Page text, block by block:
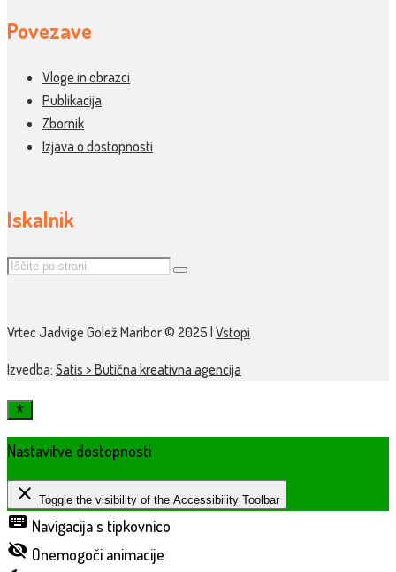
Povezave
Vloge in obrazci
Publikacija
Zbornik
Izjava o dostopnosti
Iskalnik
Vrtec Jadvige Golež Maribor © 2025 | Vstopi
Izvedba: Satis > Butična kreativna agencija
Nastavitve dostopnosti
close Toggle the visibility of the Accessibility Toolbar
keyboard Navigacija s tipkovnico
visibility_off Onemogoči animacije